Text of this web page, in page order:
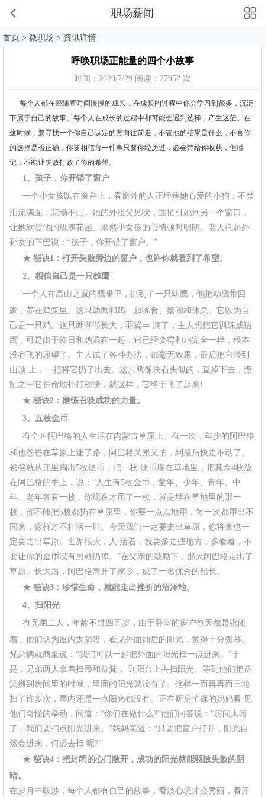
职场薪闻
首页 > 微职场 > 资讯详情
呼唤职场正能量的四个小故事
时间：2020/7/29 阅读：27952 次
每个人都在跟随着时间慢慢的成长，在成长的过程中你会学习到很多，沉淀
下属于自己的故事。每个人在成长的过程中都可能会遇到选择，产生迷茫。在
这时候，要寻找一个你自己认定的方向往前走，不管他的结果是什么，不官你
的选择是否正确，你要相信每一件事只要你经历过，必会带给你收获，但谨
记，不能让失败打败了你的希望。
1、孩子，你开错了窗户
一个小女孩趴在窗台上，看窗外的人正埋葬她心爱的小狗，不禁
泪流满面，悲恸不已。她的外祖父见状，连忙引她到另一个窗口，
让她欣赏他的玫瑰花园。果然小女孩的心情顿时明朗。老人托起外
孙女的下巴说：“孩子，你开错了窗户。”
★ 秘诀1：打开失败旁边的窗户，也许你就看到了希望。
2、相信自己是一只雄鹰
一个人在高山之巅的鹰巢里，抓到了一只幼鹰，他把幼鹰带回
家，养在鸡笼里。这只幼鹰和鸡一起啄食、嬉闹和休息。它以为自
己是一只鸡。这只鹰渐渐长大，羽翼丰 满了，主人想把它训练成猎
鹰，可是由于终日和鸡混在一起，它已经变得和鸡完全一样，根本
没有飞的愿望了。主人试了各种办法，都毫无效果，最后把它带到
山顶 上，一把将它扔了出去。这只鹰像块石头似的，直掉下去，慌
乱之中它拼命地扑打翅膀，就这样，它终于飞了起来!
★ 秘诀2：磨练召唤成功的力量。
3、五枚金币
有个叫阿巴格的人生活在内蒙古草原上。有一次，年少的阿巴格
和他爸爸在草原上迷了路，阿巴格又累又怕，到最后快走不动了。
爸爸就从兜里掏出5枚硬币，把一枚 硬币埋在草地里，把其余4枚放
在阿巴格的手上，说：“人生有5枚金币，童年、少年、青年、中
年、老年各有一枚，你现在才用了一枚，就是埋在草地里的那一
枚，你不能把5枚都扔在草原里，你要一点点地用，每一次都用出不
同来，这样才不枉活一世。今天我们一定要走出草原，你将来也一
定要走出草原。世界很大，人 活着，就要多走些地方，多看看，不
要让你的金币没有用就扔掉。”在父亲的鼓励下，那天阿巴格走出了
草原。长大后，阿巴格离开了家乡，成了一名优秀的船长。
★ 秘诀3：珍惜生命，就能走出挫折的沼泽地。
4、扫阳光
有兄弟二人，年龄不过四五岁，由于卧室的窗户整天都是密闭
着，他们认为屋内太阴暗，看见外面灿烂的阳光，觉得十分羡慕。
兄弟俩就商量说：“我们可以一起把外面的阳光扫一点进来。”于
是，兄弟两人拿着扫帚和畚箕， 到阳台上去扫阳光。等到他们把畚
箕搬到房间里的时候，里面的阳光就没有了。这样一而再再而三地
扫了许多次，屋内还是一点阳光都没有。正在厨房忙碌的妈妈看 见
他们奇怪的举动，问道：“你们在做什么?”他们回答说：“房间太暗
了，我们要扫点阳光进来。”妈妈笑道：“只要把窗户打开，阳光自
然会进来，何必去扫 呢?”
★ 秘诀4：把封闭的心门敞开，成功的阳光就能驱散失败的阴
暗。
在岁月中跋涉，每个人都有自己的故事，看淡心境才会秀丽，看开